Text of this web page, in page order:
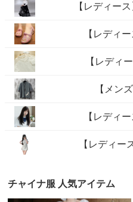
【レディー
【レディ
【レディ
【メン
【レディ
【レディー
チャイナ服 人気アイテム